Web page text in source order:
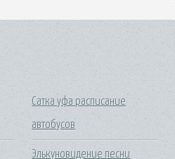
Сатка уфа расписание
автобусов
Элькуновидение песни